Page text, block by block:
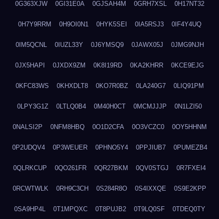
0G363XJW 0GI31E0A 0GJSAH4M 0GRH7XSL 0H17NT32
0H7Y9RRM 0H9OI0N1 0HYK5SEI 0IA5RSJ3 0IF4Y4UQ
0IM5QCNL 0IUZL33Y 0J6YMSQ9 0JAWX05J 0JMG9NJH
0JX5HAPI 0JXDX9ZM 0K8I19RD 0KA2KHRR 0KCE9EJG
0KFC83WS 0KHXDLT8 0KO7R0BZ 0LA240G7 0LIQ91PM
0LPY3G1Z 0LTLQ0B4 0M40H0CT 0MCMJJJP 0N1LZI50
0NALSI2P 0NFM8HBQ 0O1D2CFA 0O3VCZC0 0OY5HHNM
0P2UDQV4 0P3WEUER 0PHNO5Y4 0PPJIUB7 0PUMEZB4
0QLRKCUP 0QO261FR 0QR27BKM 0QV0STGJ 0R7FXEI4
0RCWTWLK 0RH9C3CH 0S284R8O 0S4IXXQE 0S9E2KPP
0SA9HP4L 0T1MPQXC 0T8PUJB2 0T9LQ0SF 0TDEQ0TY